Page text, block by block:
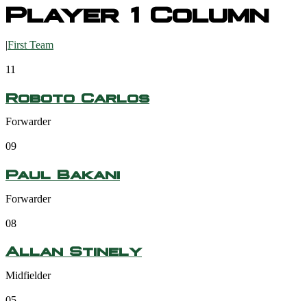
Player 1 Column
|First Team
11
Roboto Carlos
Forwarder
09
Paul Bakani
Forwarder
08
Allan Stinely
Midfielder